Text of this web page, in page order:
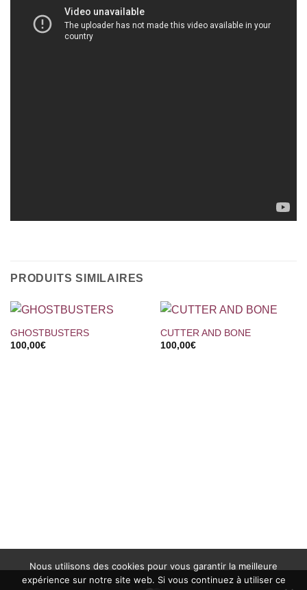
PRODUITS SIMILAIRES
GHOSTBUSTERS
100,00€
CUTTER AND BONE
100,00€
Nous utilisons des cookies pour vous garantir la meilleure
expérience sur notre site web. Si vous continuez à utiliser ce